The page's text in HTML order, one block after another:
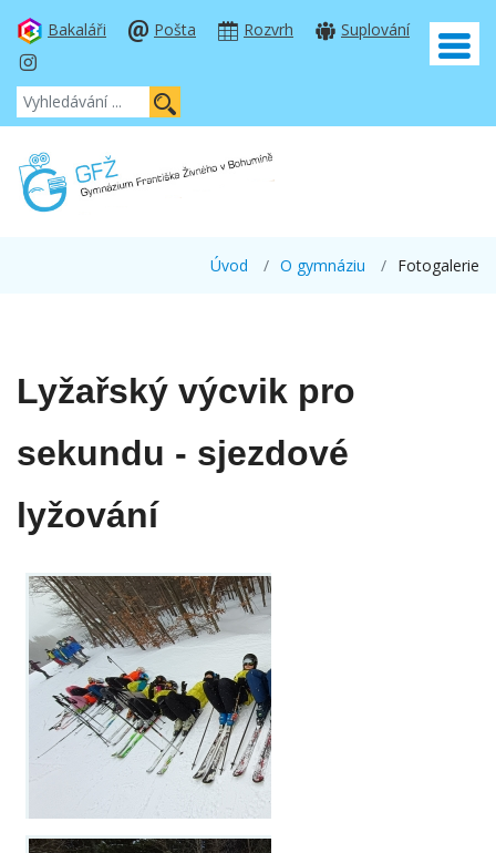
Bakaláři Pošta Rozvrh Suplování
Úvod O gymnáziu Fotogalerie
Lyžařský výcvik pro
sekundu - sjezdové
lyžování